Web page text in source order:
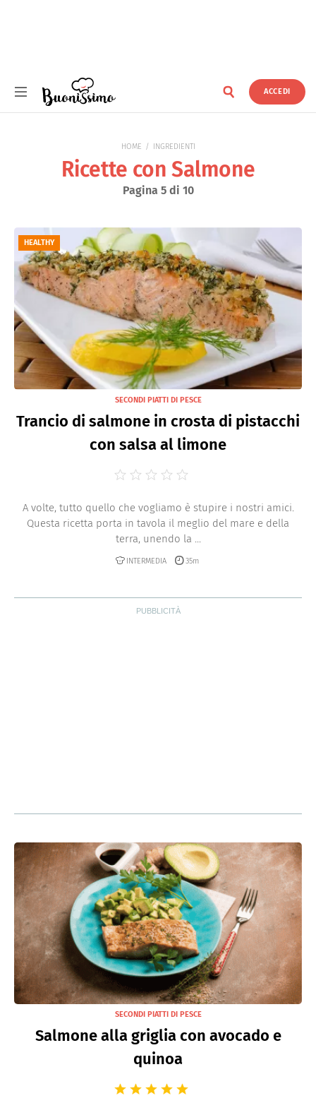
ACCEDI
HOME INGREDIENTI
Ricette con Salmone
Pagina 5 di 10
HEALTHY
SECONDI PIATTI DI PESCE
Trancio di salmone in crosta di pistacchi
con salsa al limone
A volte, tutto quello che vogliamo è stupire i nostri amici.
Questa ricetta porta in tavola il meglio del mare e della
terra, unendo la ...
INTERMEDIA 35m
SECONDI PIATTI DI PESCE
Salmone alla griglia con avocado e
quinoa